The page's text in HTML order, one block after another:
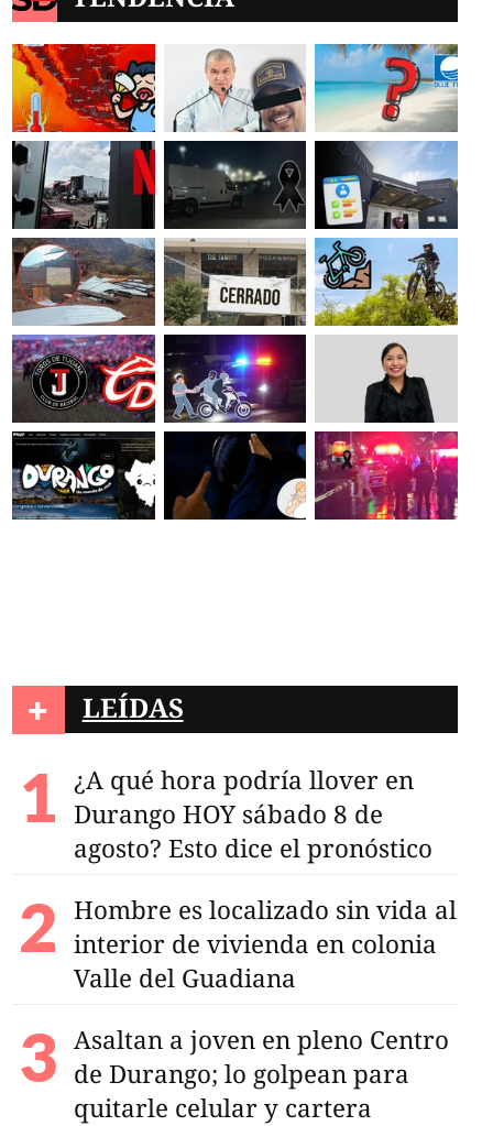
+ LEÍDAS
¿A qué hora podría llover en
Durango HOY sábado 8 de
agosto? Esto dice el pronóstico
Hombre es localizado sin vida al
interior de vivienda en colonia
Valle del Guadiana
Asaltan a joven en pleno Centro
de Durango; lo golpean para
quitarle celular y cartera